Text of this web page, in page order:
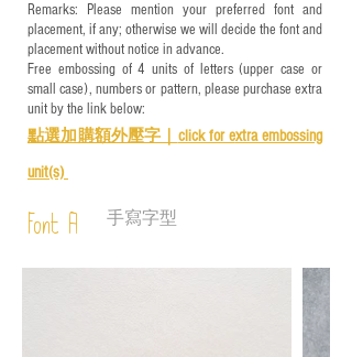
Remarks: Please mention your preferred font and
placement, if any; otherwise we will decide the font and
placement without notice in advance.
Free embossing of 4 units of letters (upper case or
small case), numbers or pattern, please purchase extra
unit by the link below:
點選加購額外壓字｜ click for extra embossing
unit(s)
Font A 手寫字型